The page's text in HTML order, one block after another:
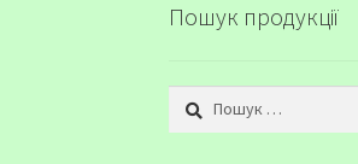
Пошук продукції
Пошук: